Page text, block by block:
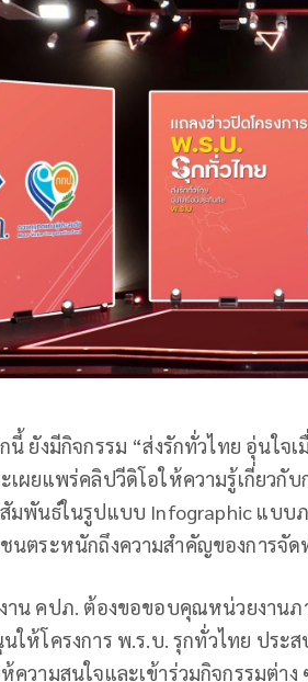
นี้ ยังมีกิจกรรม “ส่งรักทั่วไทย อุ่นใ
เผยแพร่คลิปวีดิโอให้ความรู้เกี่ยวกั
มพันธ์ในรูปแบบ Infographic แบบ
นตระหนักถึงความสำคัญของการจั
าน คปภ. ต้องขอขอบคุณหน่วยงานภ
ให้โครงการ พ.ร.บ. รุกทั่วไทย ประ
ความสนใจและเข้าร่วมกิจกรรมต่า